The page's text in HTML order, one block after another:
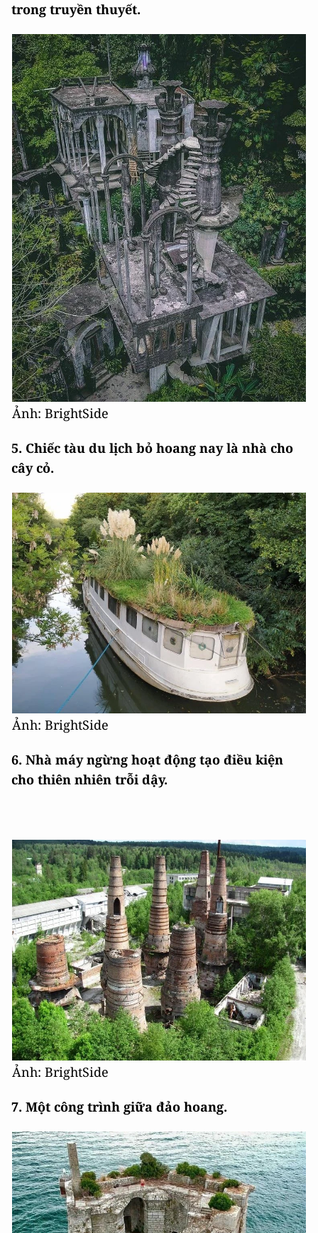
trong truyền thuyết.
Ảnh: BrightSide
5. Chiếc tàu du lịch bỏ hoang nay là nhà cho
cây cỏ.
Ảnh: BrightSide
6. Nhà máy ngừng hoạt động tạo điều kiện
cho thiên nhiên trỗi dậy.
Ảnh: BrightSide
7. Một công trình giữa đảo hoang.